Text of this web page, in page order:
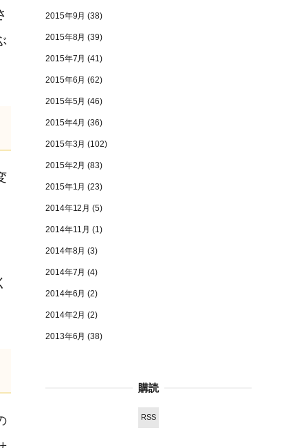
2015年9月 (38)
2015年8月 (39)
2015年7月 (41)
2015年6月 (62)
2015年5月 (46)
2015年4月 (36)
2015年3月 (102)
2015年2月 (83)
2015年1月 (23)
2014年12月 (5)
2014年11月 (1)
2014年8月 (3)
2014年7月 (4)
2014年6月 (2)
2014年2月 (2)
2013年6月 (38)
購読
RSS